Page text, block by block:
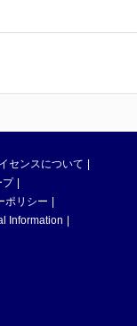
センスについて
プ
ポリシー
Information